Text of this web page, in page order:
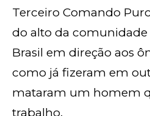
Terceiro Comando
do alto da comunidade
Brasil em direção aos
como já fizeram em
mataram um homem
trabalho.